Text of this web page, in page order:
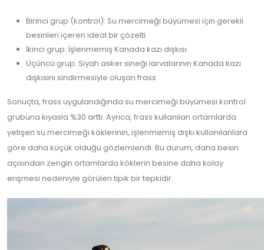
Birinci grup (kontrol): Su mercimeği büyümesi için gerekli
besinleri içeren ideal bir çözelti
İkinci grup: İşlenmemiş Kanada kazı dışkısı
Üçüncü grup: Siyah asker sineği larvalarının Kanada kazı
dışkısını sindirmesiyle oluşan frass
Sonuçta, frass uygulandığında su mercimeği büyümesi kontrol
grubuna kıyasla %30 arttı. Ayrıca, frass kullanılan ortamlarda
yetişen su mercimeği köklerinin, işlenmemiş dışkı kullanılanlara
göre daha küçük olduğu gözlemlendi. Bu durum, daha besin
açısından zengin ortamlarda köklerin besine daha kolay
erişmesi nedeniyle görülen tipik bir tepkidir.